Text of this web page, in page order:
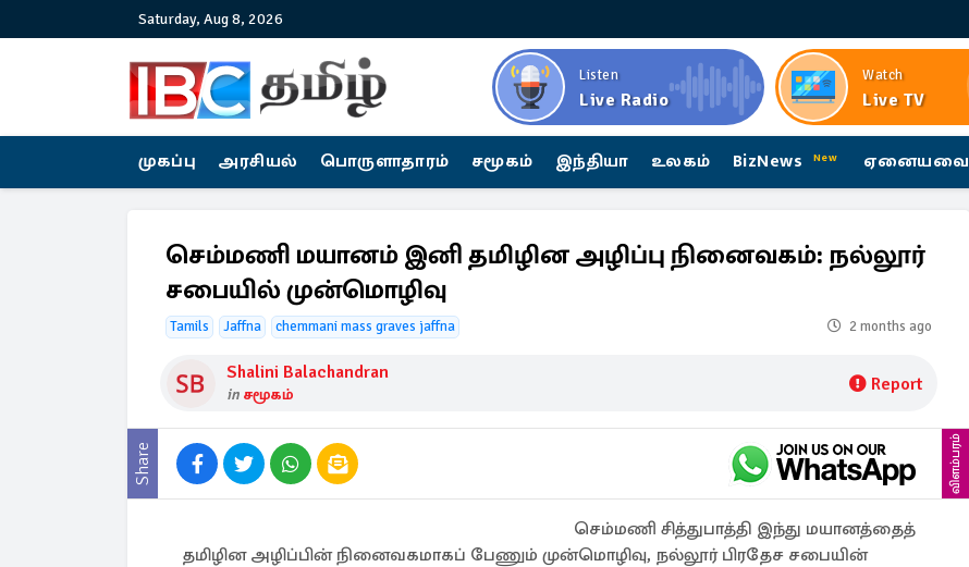
Saturday, Aug 8, 2026
Listen
Live Radio
Watch
Live TV
முகப்பு அரசியல் பொருளாதாரம் சமூகம் இந்தியா உலகம் BizNews New ஏனையவை
செம்மணி மயானம் இனி தமிழின அழிப்பு நினைவகம்: நல்லூர்
சபையில் முன்மொழிவு
Tamils Jaffna chemmani mass graves jaffna 2 months ago
Shalini Balachandran
in சமூகம் Report
Share விளம்பரம்
செம்மணி சித்துபாத்தி இந்து மயானத்தைத்
தமிழின அழிப்பின் நினைவகமாகப் பேணும் முன்மொழிவு, நல்லூர் பிரதேச சபையின்